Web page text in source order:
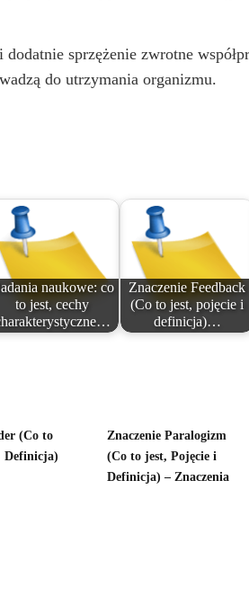
sprzężenie zwrotne
do utrzymania organizmu.
naukowe: co
to jest, cechy
Znaczenie Feedback
(Co to jest, pojęcie i
definicja)…
(Co to
Definicja)
Znaczenie Paralogizm
(Co to jest, Pojęcie i
Definicja) – Znaczenia